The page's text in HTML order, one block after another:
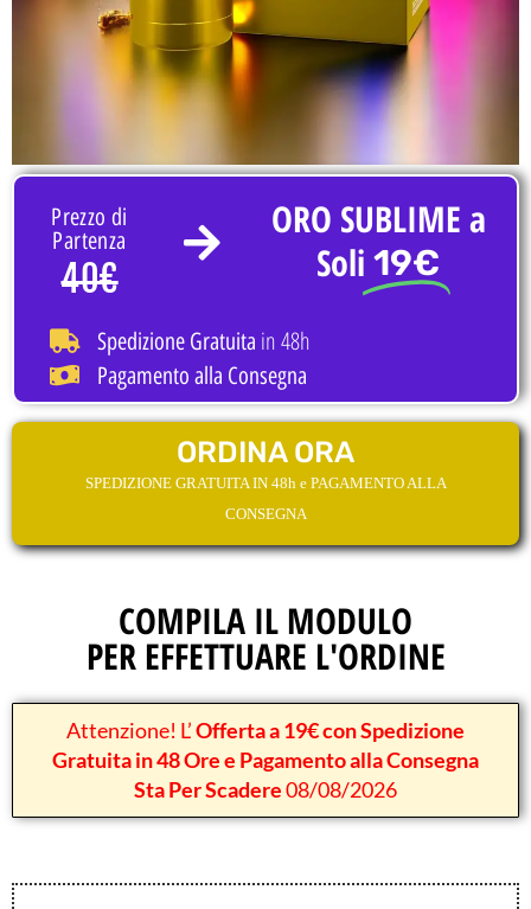
Prezzo di
Partenza
40€
ORO SUBLIME a
Soli 19€
Spedizione Gratuita in 48h
Pagamento alla Consegna
ORDINA ORA
SPEDIZIONE GRATUITA IN 48h e PAGAMENTO ALLA
CONSEGNA
COMPILA IL MODULO
PER EFFETTUARE L'ORDINE
Attenzione! L’Offerta a 19€ con Spedizione
Gratuita in 48 Ore e Pagamento alla Consegna
Sta Per Scadere08/08/2026